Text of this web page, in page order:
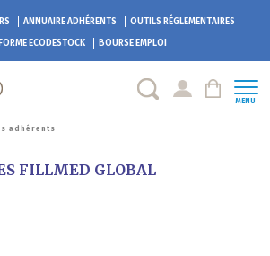
ANNUAIRE ADHÉRENTS
OUTILS RÉGLEMENTAIRES
ECODESTOCK BOURSE EMPLOI
MENU
adhérents
FILLMED GLOBAL